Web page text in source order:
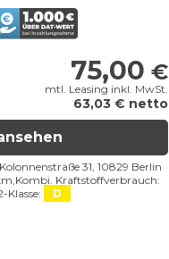
75,00 €
mtl. Leasing inkl. MwSt.
63,03 € netto
31, 10829 Berlin
Kombi. Kraftstoffverbrauch:
Klasse: D